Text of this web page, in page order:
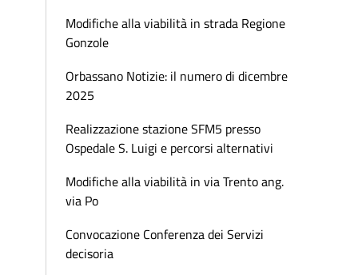
Modifiche alla viabilità in strada Regione
Gonzole
Orbassano Notizie: il numero di dicembre
2025
Realizzazione stazione SFM5 presso
Ospedale S. Luigi e percorsi alternativi
Modifiche alla viabilità in via Trento ang.
via Po
Convocazione Conferenza dei Servizi
decisoria